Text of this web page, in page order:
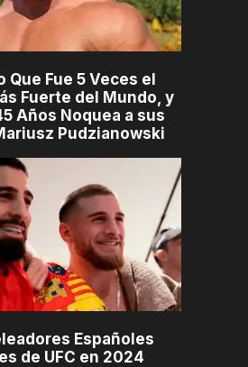
Que Fue 5 Veces el
Fuerte del Mundo, y
Años Noquea a sus
Pudzianowski
Españoles
de UFC en 2024